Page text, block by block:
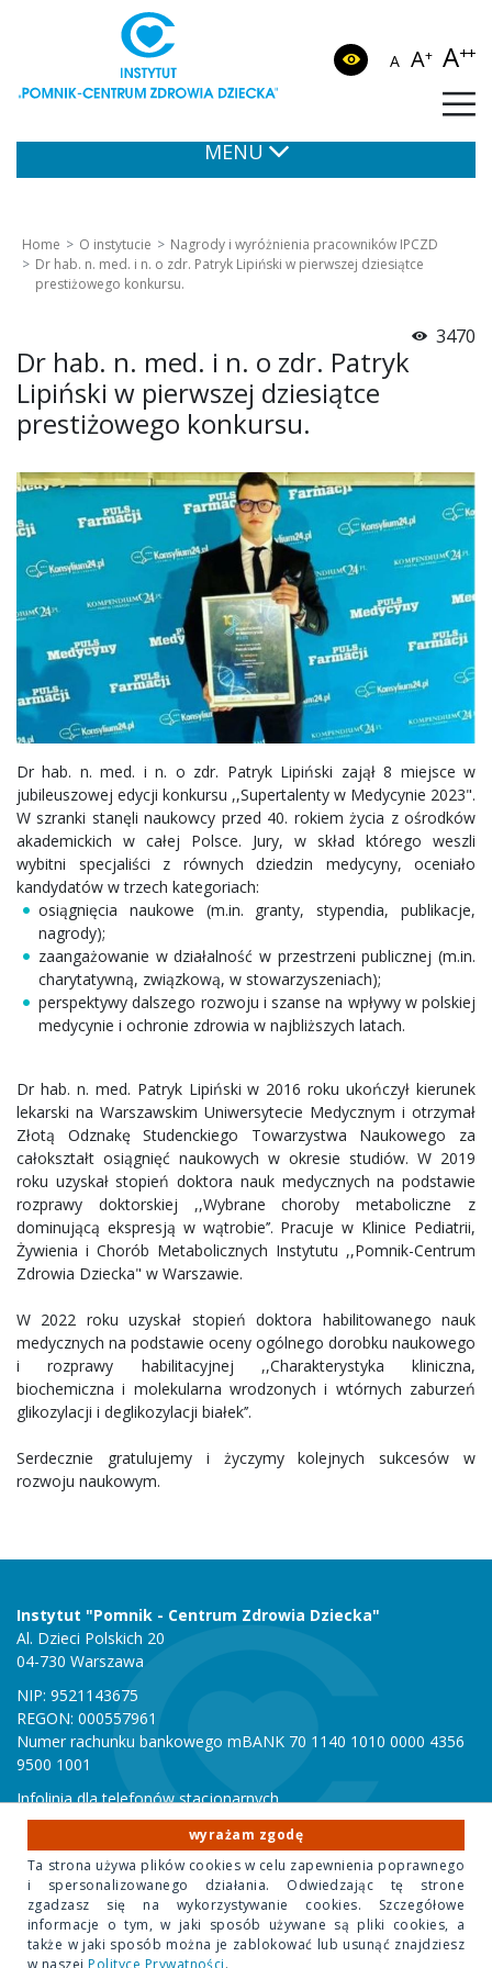
A A+ A++
MENU
Home O instytucie
Nagrody i wyróżnienia pracowników IPCZD
Dr hab. n. med. i n. o zdr. Patryk Lipiński w pierwszej dziesiątce
prestiżowego konkursu.
3470
Dr hab. n. med. i n. o zdr. Patryk
Lipiński w pierwszej dziesiątce
prestiżowego konkursu.
Dr hab. n. med. i n. o zdr. Patryk Lipiński zajął 8 miejsce w
jubileuszowej edycji konkursu ,,Supertalenty w Medycynie 2023".
W szranki stanęli naukowcy przed 40. rokiem życia z ośrodków
akademickich w całej Polsce. Jury, w skład którego weszli
wybitni specjaliści z równych dziedzin medycyny, oceniało
kandydatów w trzech kategoriach:
osiągnięcia naukowe (m.in. granty, stypendia, publikacje,
nagrody);
zaangażowanie w działalność w przestrzeni publicznej (m.in.
charytatywną, związkową, w stowarzyszeniach);
perspektywy dalszego rozwoju i szanse na wpływy w polskiej
medycynie i ochronie zdrowia w najbliższych latach.
Dr hab. n. med. Patryk Lipiński w 2016 roku ukończył kierunek
lekarski na Warszawskim Uniwersytecie Medycznym i otrzymał
Złotą Odznakę Studenckiego Towarzystwa Naukowego za
całokształt osiągnięć naukowych w okresie studiów. W 2019
roku uzyskał stopień doktora nauk medycznych na podstawie
rozprawy doktorskiej ,,Wybrane choroby metaboliczne z
dominującą ekspresją w wątrobie’’. Pracuje w Klinice Pediatrii,
Żywienia i Chorób Metabolicznych Instytutu ,,Pomnik-Centrum
Zdrowia Dziecka" w Warszawie.
W 2022 roku uzyskał stopień doktora habilitowanego nauk
medycznych na podstawie oceny ogólnego dorobku naukowego
i rozprawy habilitacyjnej ,,Charakterystyka kliniczna,
biochemiczna i molekularna wrodzonych i wtórnych zaburzeń
glikozylacji i deglikozylacji białek’’.
Serdecznie gratulujemy i życzymy kolejnych sukcesów w
rozwoju naukowym.
Instytut "Pomnik - Centrum Zdrowia Dziecka"
Al. Dzieci Polskich 20
04-730 Warszawa
NIP: 9521143675
REGON: 000557961
Numer rachunku bankowego mBANK 70 1140 1010 0000 4356
9500 1001
Infolinia dla telefonów stacjonarnych
801 051 000
Infolinia dla telefonów komórkowych
22 815 10 00
Copyright 2020 Instytut "Pomnik Centrum Zdrowia Dziecka"
wyrażam zgodę
Ta strona używa plików cookies w celu zapewnienia poprawnego
i spersonalizowanego działania. Odwiedzając tę strone
zgadzasz się na wykorzystywanie cookies. Szczegółowe
informacje o tym, w jaki sposób używane są pliki cookies, a
także w jaki sposób można je zablokować lub usunąć znajdziesz
w naszejPolityce Prywatności.